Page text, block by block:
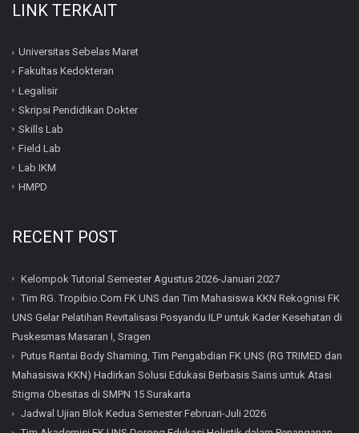
LINK TERKAIT
Universitas Sebelas Maret
Fakultas Kedokteran
Legalisir
Skripsi Pendidikan Dokter
Skills Lab
Field Lab
Lab IKM
HMPD
RECENT POST
Kelompok Tutorial Semester Agustus 2026-Januari 2027
Tim RG. Tropibio.Com FK UNS dan Tim Mahasiswa KKN Rekognisi FK
UNS Gelar Pelatihan Revitalisasi Posyandu ILP untuk Kader Kesehatan di
Puskesmas Masaran I, Sragen
Putus Rantai Body Shaming, Tim Pengabdian FK UNS (RG TRIMED dan
Mahasiswa KKN) Hadirkan Solusi Edukasi Berbasis Sains untuk Atasi
Stigma Obesitas di SMPN 15 Surakarta
Jadwal Ujian Blok Kedua Semester Februari-Juli 2026